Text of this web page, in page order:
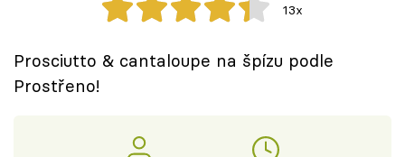
Těhotnej kuchař
Sledujte prima+
13x
Prosciutto & cantaloupe na špízu podle
Prostřeno!